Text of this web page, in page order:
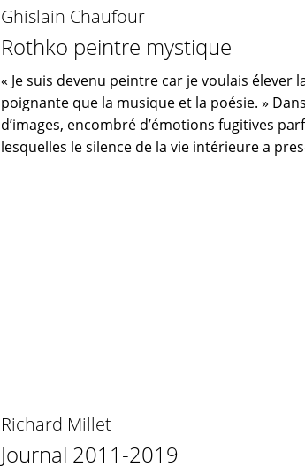
Ghislain Chaufour
Rothko peintre mystique
« Je suis devenu peintre car je voulais élever
poignante que la musique et la poésie. »
d’images, encombré d’émotions fugitives
lesquelles le silence de la vie intérieure a
Richard Millet
Journal 2011-2019